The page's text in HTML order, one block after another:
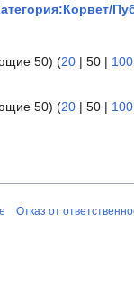
50) (20 | 50 | 100
50) (20 | 50 | 100
Отказ от